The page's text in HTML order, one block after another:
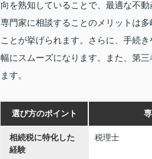
向を熟知していることで、最適な不
専門家に相談することのメリットは
ことが挙げられます。さらに、手続
幅にスムーズになります。また、第
ます。
選び方のポイント
相続税に特化した
経験
税理士